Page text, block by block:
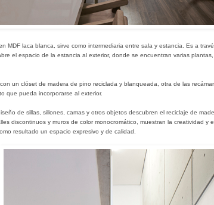
MDF laca blanca, sirve como intermediaria entre sala y estancia. Es a
el espacio de la estancia al exterior, donde se encuentran varias
un clóset de madera de pino reciclada y blanqueada, otra de las
que pueda incorporarse al exterior.
de sillas, sillones, camas y otros objetos descubren el reciclaje de
discontinuos y muros de color monocromático, muestran la creatividad y
resultado un espacio expresivo y de calidad.